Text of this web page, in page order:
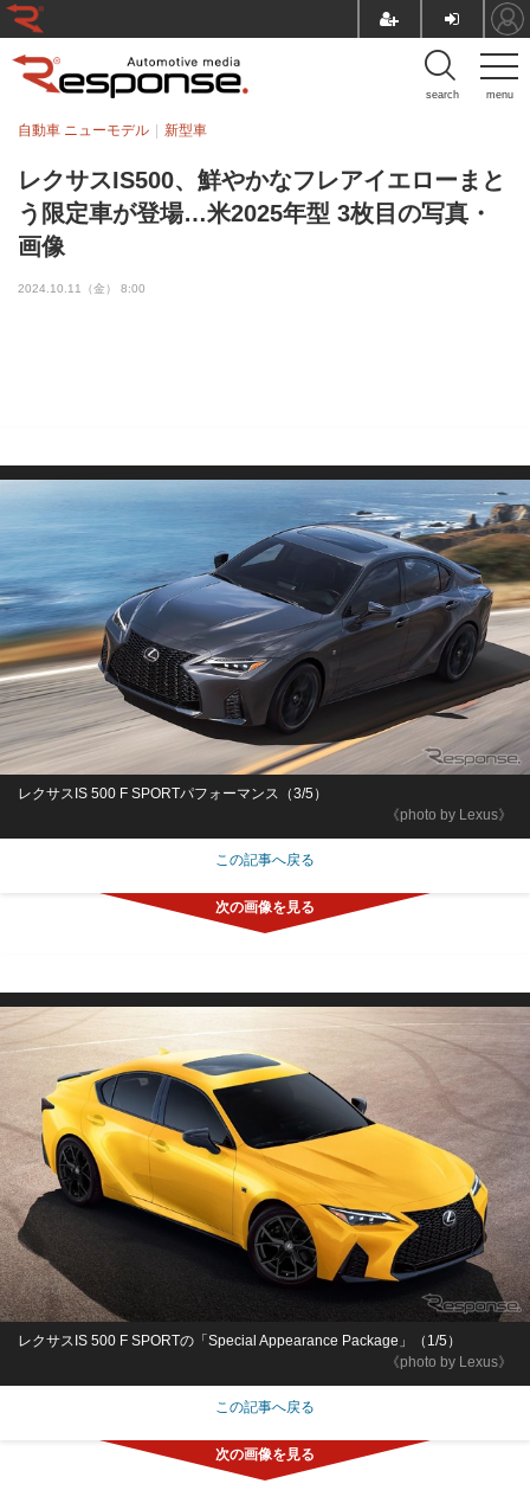
menu
search
レクサスIS500、鮮やかなフレアイエローまと
う限定車が登場…米2025年型 3枚目の写真・
画像
自動車 ニューモデル 新型車
2024.10.11（金） 8:00
《photo by Lexus》
レクサスIS 500 F SPORTパフォーマンス（3/5）
この記事へ戻る
《photo by Lexus》
レクサスIS 500 F SPORTの「Special Appearance Package」（1/5）
この記事へ戻る